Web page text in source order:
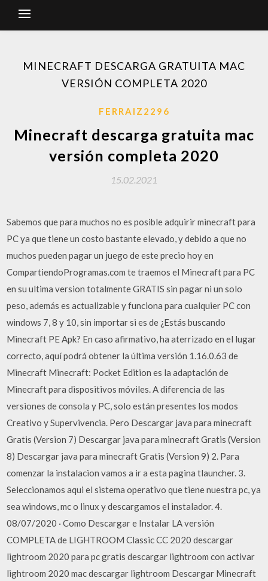
MINECRAFT DESCARGA GRATUITA MAC
VERSIÓN COMPLETA 2020
FERRAIZ2296
Minecraft descarga gratuita mac
versión completa 2020
15.02.2021
Sabemos que para muchos no es posible adquirir minecraft para
PC ya que tiene un costo bastante elevado, y debido a que no
muchos pueden pagar un juego de este precio hoy en
CompartiendoProgramas.com te traemos el Minecraft para PC
en su ultima version totalmente GRATIS sin pagar ni un solo
peso, además es actualizable y funciona para cualquier PC con
windows 7, 8 y 10, sin importar si es de ¿Estás buscando
Minecraft PE Apk? En caso afirmativo, ha aterrizado en el lugar
correcto, aquí podrá obtener la última versión 1.16.0.63 de
Minecraft Minecraft: Pocket Edition es la adaptación de
Minecraft para dispositivos móviles. A diferencia de las
versiones de consola y PC, solo están presentes los modos
Creativo y Supervivencia. Pero Descargar java para minecraft
Gratis (Version 7) Descargar java para minecraft Gratis (Version
8) Descargar java para minecraft Gratis (Version 9) 2. Para
comenzar la instalacion vamos a ir a esta pagina tlauncher. 3.
Seleccionamos aqui el sistema operativo que tiene nuestra pc, ya
sea windows, mc o linux y descargamos el instalador. 4.
08/07/2020 · Como Descargar e Instalar LA versión
COMPLETA de LIGHTROOM Classic CC 2020 descargar
lightroom 2020 para pc gratis descargar lightroom con activar
lightroom 2020 mac descargar lightroom Descargar Minecraft